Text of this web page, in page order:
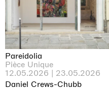
Pareidolia
Pièce Unique
12.05.2026 | 23.05.2026
Daniel Crews-Chubb